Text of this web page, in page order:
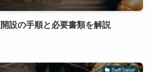
設の手順と必要書類を解説
SwiftTrader